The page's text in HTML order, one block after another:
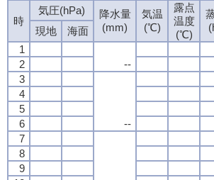
時
気圧(hPa)
降水量
(mm)
気温
(℃)
露点
温度
(℃)
現地
海面
1
--
2
3
--
4
5
6
7
8
9